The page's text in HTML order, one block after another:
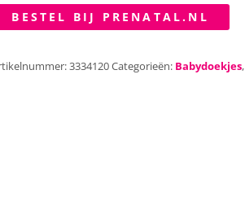
BESTEL BIJ PRENATAL.NL
3334120Categorieën: Babydoekjes,